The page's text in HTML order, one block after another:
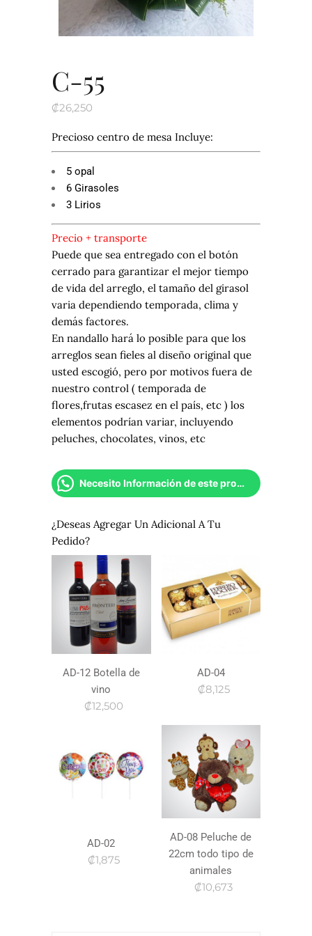
C-55
₡26,250
Precioso centro de mesa Incluye:
5 opal
6 Girasoles
3 Lirios
Precio + transporte
Puede que sea entregado con el botón
cerrado para garantizar el mejor tiempo
de vida del arreglo, el tamaño del girasol
varia dependiendo temporada, clima y
demás factores.
En nandallo hará lo posible para que los
arreglos sean fieles al diseño original que
usted escogió, pero por motivos fuera de
nuestro control ( temporada de
flores,frutas escasez en el país, etc ) los
elementos podrían variar, incluyendo
peluches, chocolates, vinos, etc
Necesito Información de este producto
¿Deseas Agregar Un Adicional A Tu
Pedido?
AD-12 Botella de
vino
₡12,500
AD-04
₡8,125
AD-02
₡1,875
AD-08 Peluche de
22cm todo tipo de
animales
₡10,673